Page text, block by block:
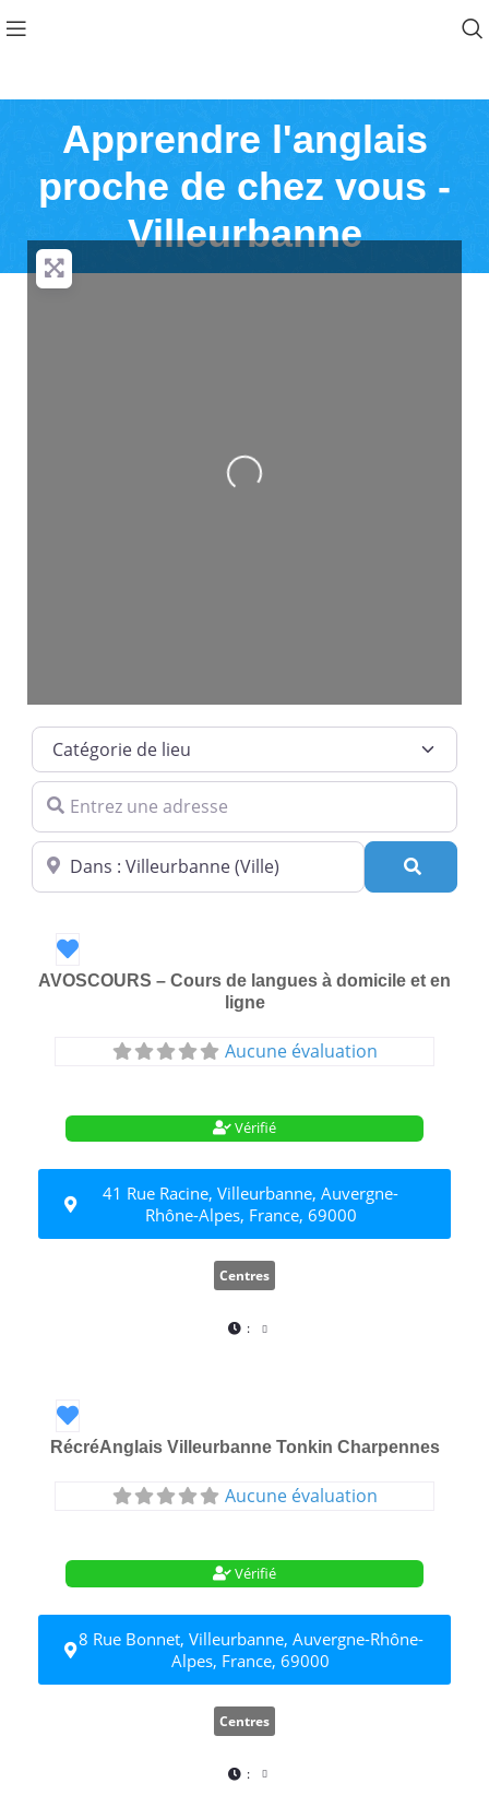
Apprendre l'anglais
proche de chez vous -
Villeurbanne
Loading...
Catégorie de lieu
Entrez une adresse
Dans quelle ville ?
Favori
AVOSCOURS – Cours de langues à domicile et en
ligne
Aucune évaluation
Vérifié
41 Rue Racine, Villeurbanne, Auvergne-
Rhône-Alpes, France, 69000
Centres
:
Favori
RécréAnglais Villeurbanne Tonkin Charpennes
Aucune évaluation
Vérifié
8 Rue Bonnet, Villeurbanne, Auvergne-Rhône-
Alpes, France, 69000
Centres
: